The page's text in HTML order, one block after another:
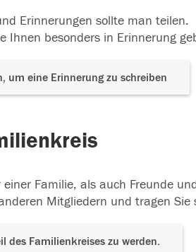
Erinnerungen sollte man teilen.
Ihnen besonders in Erinnerung
um eine Erinnerung zu schreiben
Familie, als auch Freunde
Mitgliedern und tragen
des Familienkreises zu werden.